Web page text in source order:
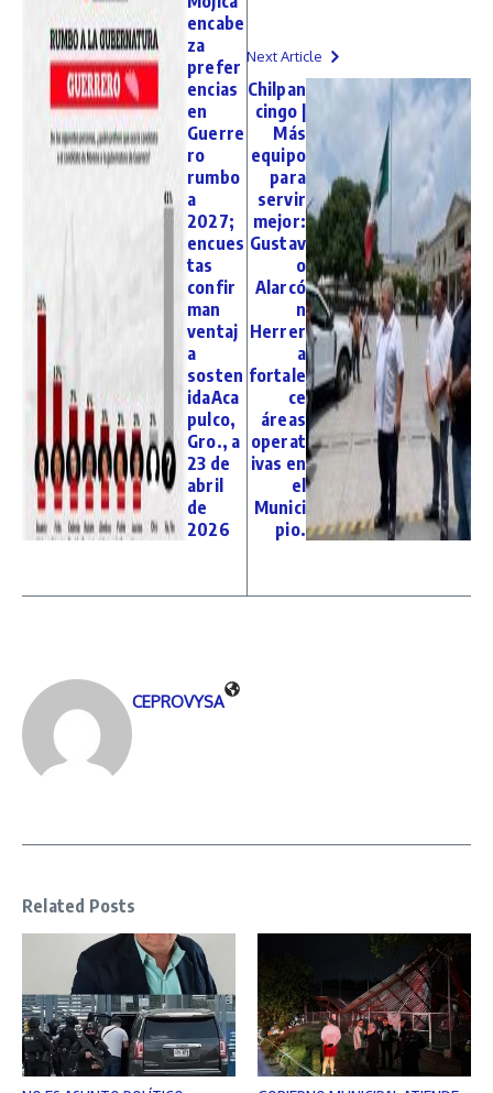
encabe
za
prefer
encias
en
Guerre
ro
rumbo
a
2027;
encues
tas
confir
man
ventaj
a
sosten
idaAca
pulco,
Gro., a
23 de
abril
de
2026
Next Article
Chilpan
cingo |
Más
equipo
para
servir
mejor:
Gustav
o
Alarcó
n
Herrer
a
fortale
ce
áreas
operat
ivas en
el
Munici
pio.
CEPROVYSA
Related Posts